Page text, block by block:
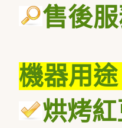
售後
機器用途
烘烤